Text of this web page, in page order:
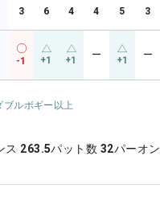
3 6 4 4 5 3
-1 +1 +1 ー +1 ー
ブルボギー以上
ス 263.5パット数 32パーオン